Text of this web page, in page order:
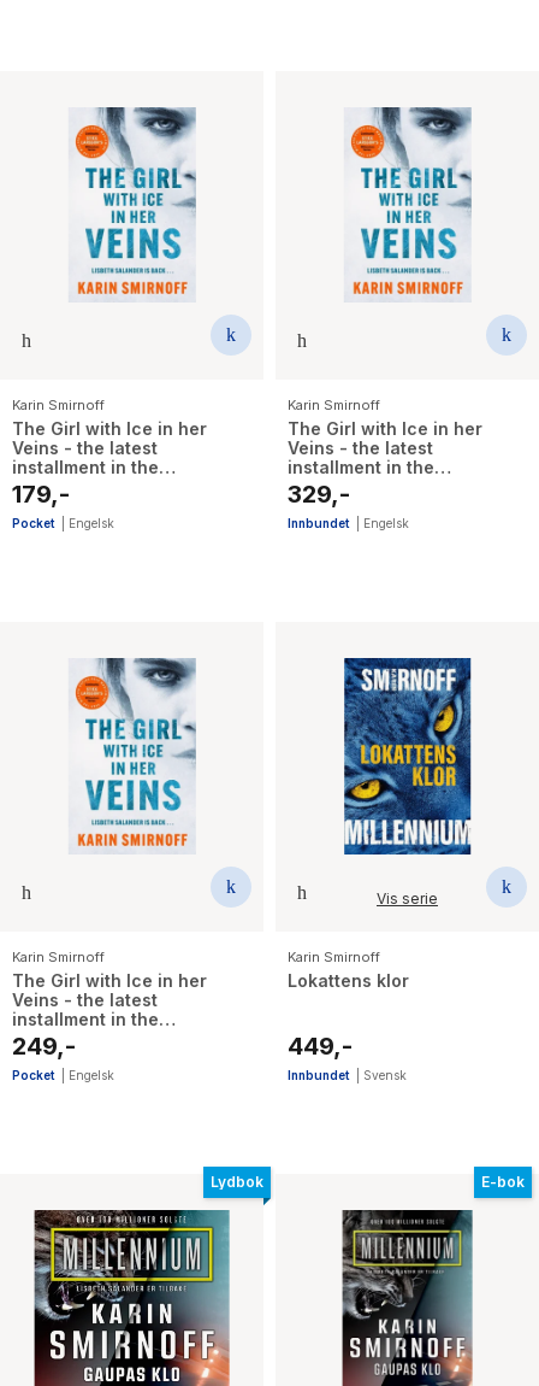
Karin Smirnoff
The Girl with Ice in her
Veins - the latest
installment in the
internationally bestselling
MILLENNIUM series
179,-
Pocket Engelsk
Karin Smirnoff
The Girl with Ice in her
Veins - the latest
installment in the
internationally bestselling
MILLENNIUM series
329,-
Innbundet Engelsk
Karin Smirnoff
The Girl with Ice in her
Veins - the latest
installment in the
internationally bestselling
MILLENNIUM series
249,-
Pocket Engelsk
Vis serie
Karin Smirnoff
Lokattens klor
449,-
Innbundet Svensk
Lydbok E-bok